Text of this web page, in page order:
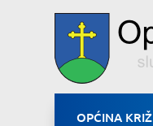
OPĆINA KRIŽ